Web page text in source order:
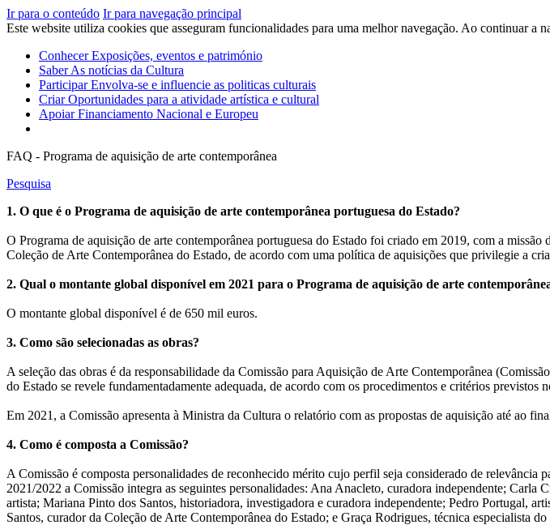
Ir para o conteúdo Ir para navegação principal
Este website utiliza cookies que asseguram funcionalidades para uma melhor navegação. Ao continuar a
ConhecerExposições, eventos e património
SaberAs notícias da Cultura
ParticiparEnvolva-se e influencie as politicas culturais
CriarOportunidades para a atividade artística e cultural
ApoiarFinanciamento Nacional e Europeu
FAQ - Programa de aquisição de arte contemporânea
Pesquisa
1. O que é o Programa de aquisição de arte contemporânea portuguesa do Estado?
O Programa de aquisição de arte contemporânea portuguesa do Estado foi criado em 2019, com a
Coleção de Arte Contemporânea do Estado, de acordo com uma política de aquisições que privilegie a
2. Qual o montante global disponível em 2021 para o Programa de aquisição de arte
O montante global disponível é de 650 mil euros.
3. Como são selecionadas as obras?
A seleção das obras é da responsabilidade da Comissão para Aquisição de Arte Contemporânea
do Estado se revele fundamentadamente adequada, de acordo com os procedimentos e critérios previstos
Em 2021, a Comissão apresenta à Ministra da Cultura o relatório com as propostas de aquisição até ao
4. Como é composta a Comissão?
A Comissão é composta personalidades de reconhecido mérito cujo perfil seja considerado de
2021/2022 a Comissão integra as seguintes personalidades: Ana Anacleto, curadora independente;
artista; Mariana Pinto dos Santos, historiadora, investigadora e curadora independente; Pedro Portugal,
Santos, curador da Coleção de Arte Contemporânea do Estado; e Graça Rodrigues, técnica especialista